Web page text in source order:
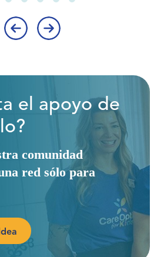
el apoyo de
comunidad
red sólo para